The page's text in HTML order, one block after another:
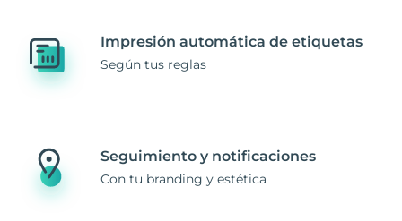
Impresión automática de etiquetas
Según tus reglas
Seguimiento y notificaciones
Con tu branding y estética